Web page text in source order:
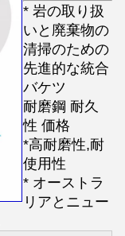
* 岩の取り扱
いと廃棄物の
清掃のための
先進的な統合
バケツ
耐磨鋼 耐久
性 価格
*高耐磨性,耐
使用性
* オーストラ
リアとニュー